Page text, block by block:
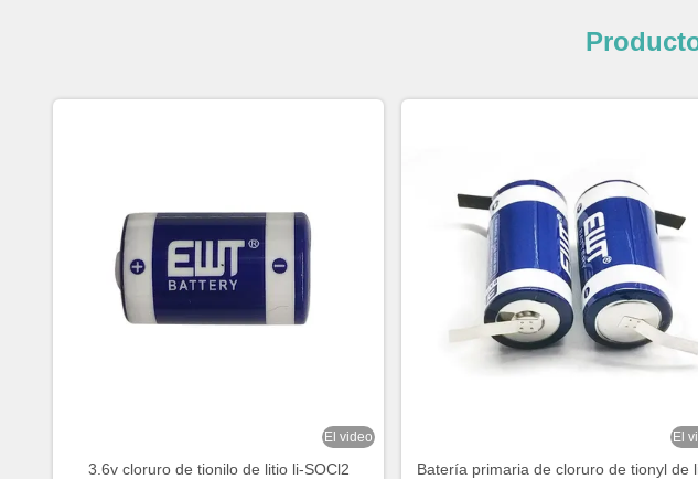
El video
3.6v cloruro de tionilo de litio li-SOCl2
El
Batería primaria de cloruro de tionyl de